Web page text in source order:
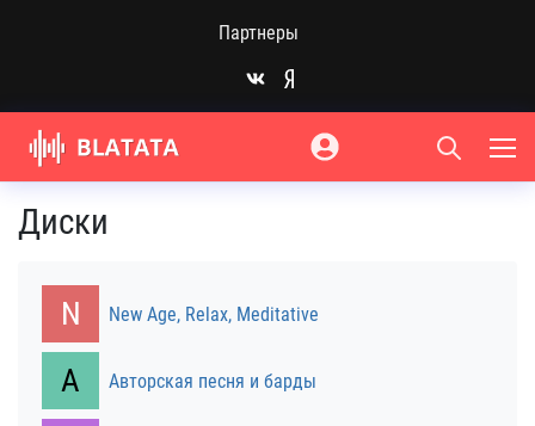
Партнеры
Диски
N New Age, Relax, Meditative
А Авторская песня и барды